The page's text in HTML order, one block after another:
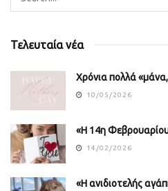
Τελευταία νέα
Χρόνια πολλά
10/05/2026
«Η 14η
14/02/2026
«Η ανιδιοτελής